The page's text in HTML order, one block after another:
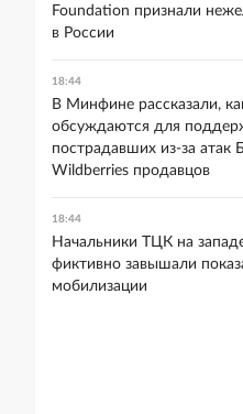
Foundation признали
в России
18:44
В Минфине рассказали,
обсуждаются для
пострадавших из-за атак
Wildberries продавцов
18:44
Начальники ТЦК на
фиктивно завышали
мобилизации